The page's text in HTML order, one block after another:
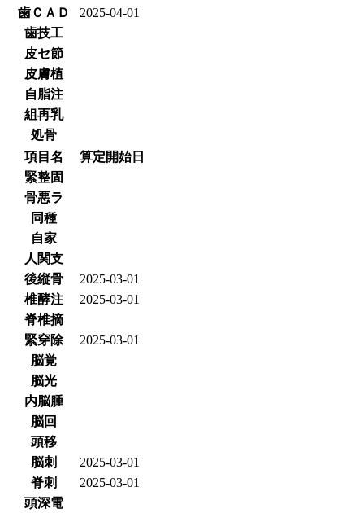
歯ＣＡＤ
2025-04-01
歯技工
皮セ節
皮膚植
自脂注
組再乳
処骨
項目名
算定開始日
緊整固
骨悪ラ
同種
自家
人関支
後縦骨
2025-03-01
椎酵注
2025-03-01
脊椎摘
緊穿除
2025-03-01
脳覚
脳光
内脳腫
脳回
頭移
脳刺
2025-03-01
脊刺
2025-03-01
頭深電